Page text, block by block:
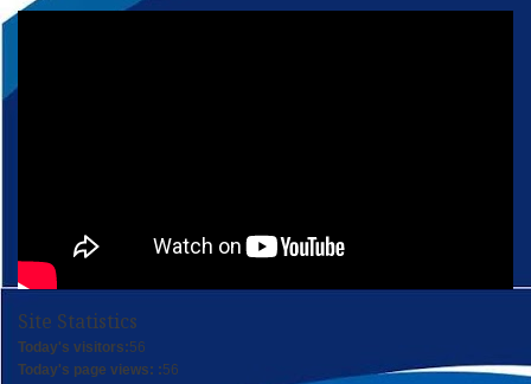
Site Statistics
Today's visitors:56
Today's page views: :56